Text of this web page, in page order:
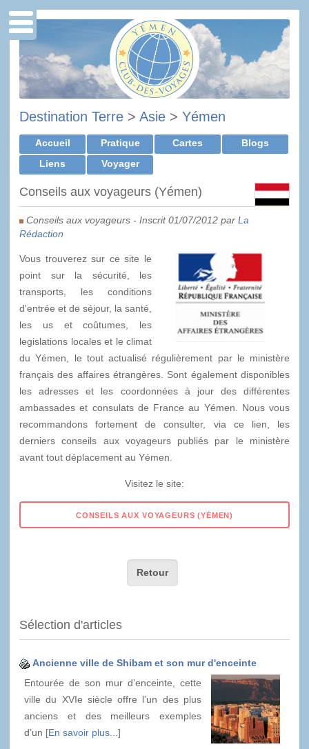
Destination Terre > Asie > Yémen
Accueil Pratique Cartes
Blogs
Liens
Voyager
Conseils aux voyageurs (Yémen)
Conseils aux voyageurs - Inscrit 01/07/2012 par La
Rédaction
Vous trouverez sur ce site le
point sur la sécurité, les
transports, les conditions
d'entrée et de séjour, la santé,
les us et coûtumes, les
legislations locales et le climat
du Yémen, le tout actualisé régulièrement par le ministère
français des affaires étrangères. Sont également disponibles
les adresses et les coordonnées à jour des différentes
ambassades et consulats de France au Yémen. Nous vous
recommandons fortement de consulter, via ce lien, les
derniers conseils aux voyageurs publiés par le ministère
avant tout déplacement au Yémen.
Visitez le site:
Retour
Sélection d'articles
Ancienne ville de Shibam et son mur d'enceinte
Entourée de son mur d’enceinte, cette
ville du XVIe siècle offre l’un des plus
anciens et des meilleurs exemples
d’un [En savoir plus...]